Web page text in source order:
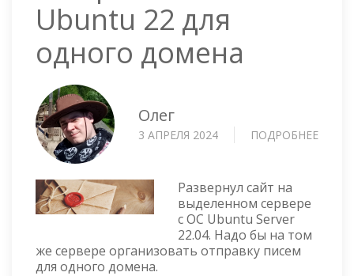
Ubuntu 22 для
одного домена
Олег
3 АПРЕЛЯ 2024 ПОДРОБНЕЕ
Развернул сайт на
выделенном сервере
с ОС Ubuntu Server
22.04. Надо бы на том
же сервере организовать отправку писем
для одного домена.